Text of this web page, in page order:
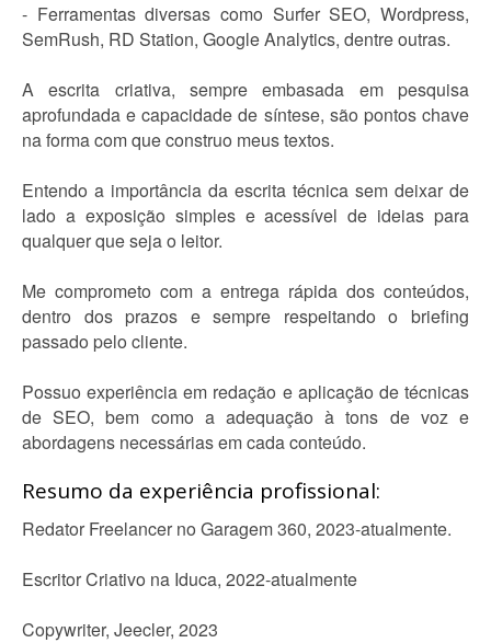
- Ferramentas diversas como Surfer SEO, Wordpress,
SemRush, RD Station, Google Analytics, dentre outras.
A escrita criativa, sempre embasada em pesquisa
aprofundada e capacidade de síntese, são pontos chave
na forma com que construo meus textos.
Entendo a importância da escrita técnica sem deixar de
lado a exposição simples e acessível de ideias para
qualquer que seja o leitor.
Me comprometo com a entrega rápida dos conteúdos,
dentro dos prazos e sempre respeitando o briefing
passado pelo cliente.
Possuo experiência em redação e aplicação de técnicas
de SEO, bem como a adequação à tons de voz e
abordagens necessárias em cada conteúdo.
Resumo da experiência profissional:
Redator Freelancer no Garagem 360, 2023-atualmente.
Escritor Criativo na Iduca, 2022-atualmente
Copywriter, Jeecler, 2023